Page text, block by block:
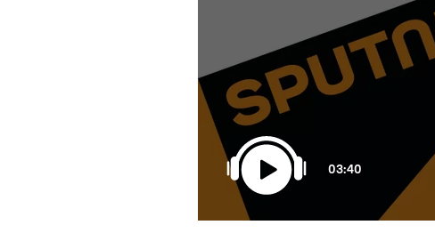
03:40